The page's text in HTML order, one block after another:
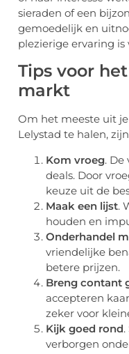
sieraden of een
gemoedelijk en
plezierige ervaring is
Tips voor
markt
Om het meeste uit
Lelystad te halen,
Kom vroeg. De
deals. Door
keuze uit de
Maak een lijst.
houden en
Onderhandel
vriendelijke
betere prijzen.
Breng contant
accepteren
zeker voor
Kijk goed rond
verborgen